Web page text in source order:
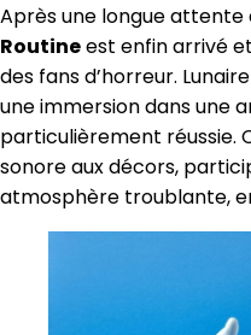
Après une longue attente
Routineest enfin arrivé
des fans d’horreur.
une immersion dans une
particulièrement réussie.
sonore aux décors,
atmosphère troublante,